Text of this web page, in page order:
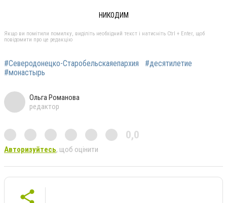
НИКОДИМ
Якщо ви помітили помилку, виділіть необхідний текст і натисніть Ctrl + Enter, щоб
повідомити про це редакцію
#Северодонецко-Старобельскаяепархия
#десятилетие
#монастырь
Ольга Романова
редактор
0,0
Авторизуйтесь, щоб оцінити